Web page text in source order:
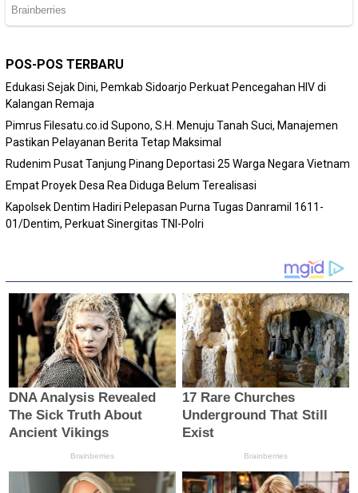
POS-POS TERBARU
Edukasi Sejak Dini, Pemkab Sidoarjo Perkuat Pencegahan HIV di
Kalangan Remaja
Pimrus Filesatu.co.id Supono, S.H. Menuju Tanah Suci, Manajemen
Pastikan Pelayanan Berita Tetap Maksimal
Rudenim Pusat Tanjung Pinang Deportasi 25 Warga Negara Vietnam
Empat Proyek Desa Rea Diduga Belum Terealisasi
Kapolsek Dentim Hadiri Pelepasan Purna Tugas Danramil 1611-
01/Dentim, Perkuat Sinergitas TNI-Polri